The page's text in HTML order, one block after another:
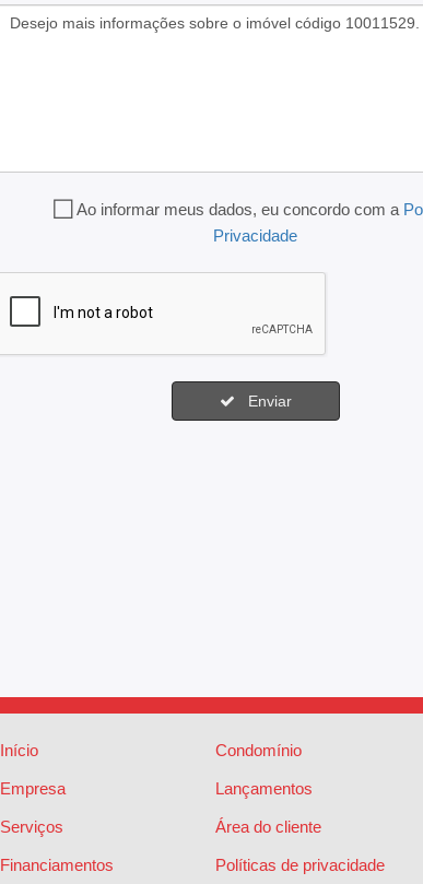
Ao informar meus dados, eu concordo com a
Privacidade
Enviar
Início
Empresa
Serviços
Financiamentos
Condomínio
Lançamentos
Área do cliente
Políticas de privacidade